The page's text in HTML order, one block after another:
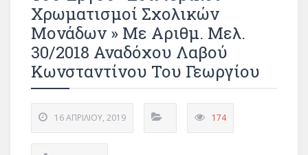
Χρωματισμοί Σχολικών
Μονάδων » Με Αριθμ. Μελ.
30/2018 Αναδόχου Λαβού
Κωνσταντίνου Του Γεωργίου
16 ΑΠΡΙΛΊΟΥ, 2019 174